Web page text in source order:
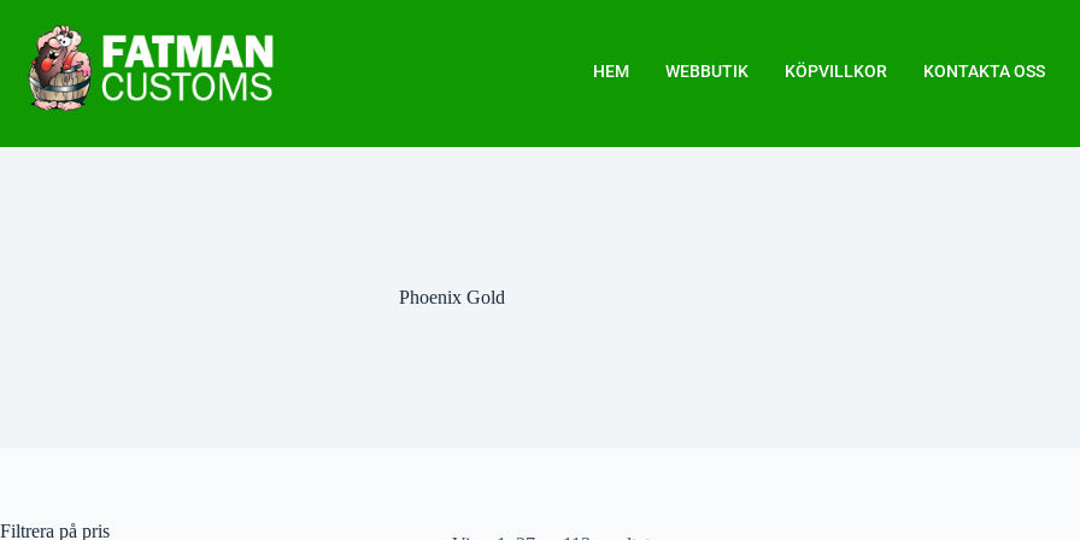
HEM WEBBUTIK KÖPVILLKOR KONTAKTA OSS
Phoenix Gold
Filtrera på pris